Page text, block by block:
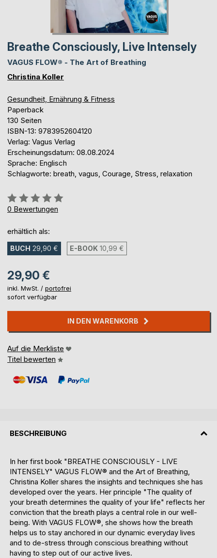
Breathe Consciously, Live Intensely
VAGUS FLOW® - The Art of Breathing
Christina Koller
Gesundheit, Ernährung & Fitness
Paperback
130 Seiten
ISBN-13: 9783952604120
Verlag: Vagus Verlag
Erscheinungsdatum: 08.08.2024
Sprache: Englisch
Schlagworte: breath, vagus, Courage, Stress, relaxation
Bewertung::
0%
0 Bewertungen
erhältlich als:
BUCH 29,90 € E-BOOK 10,99 €
29,90 €
inkl. MwSt. / portofrei
sofort verfügbar
IN DEN WARENKORB
Auf die Merkliste
Titel bewerten
BESCHREIBUNG
In her first book "BREATHE CONSCIOUSLY - LIVE
INTENSELY" VAGUS FLOW® and the Art of Breathing,
Christina Koller shares the insights and techniques she has
developed over the years. Her principle "The quality of
your breath determines the quality of your life" reflects her
conviction that the breath plays a central role in our well-
being. With VAGUS FLOW®, she shows how the breath
helps us to stay anchored in our dynamic everyday lives
and to de-stress through conscious breathing without
having to step out of our active lives.